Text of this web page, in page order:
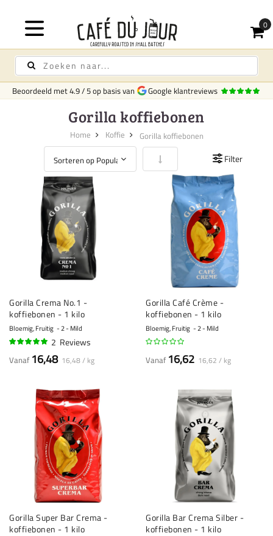
Beoordeeld met4.9/5op basis van Google klantreviews
Gorilla koffiebonen
Home Koffie Gorilla koffiebonen
Van laag naar hoog sorteren
Filter
Gorilla Crema No.1 -
koffiebonen - 1 kilo
Bloemig, Fruitig 2 - Mild
2 Reviews
Vanaf 16,48 16,48 / kg
Gorilla Café Crème -
koffiebonen - 1 kilo
Bloemig, Fruitig 2 - Mild
Vanaf 16,62 16,62 / kg
Gorilla Super Bar Crema -
koffiebonen - 1 kilo
Gorilla Bar Crema Silber -
koffiebonen - 1 kilo